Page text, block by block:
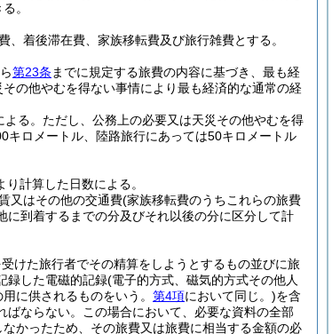
。
着後滞在費、家族移転費及び旅行雑費とする。
第23条 までに規定する旅費の内容に基づき、最も経
の他やむを得ない事情により最も経済的な通常の経
る。 ただし、公務上の必要又は天災その他やむを得
ロメートル、陸路旅行にあっては50キロメートル
り計算した日数による。
又はその他の交通費(家族移転費のうちこれらの旅費
到着するまでの分及びそれ以後の分に区分して計
けた旅行者でその精算をしようとするもの並びに旅
録した電磁的記録(電子的方式、磁気的方式その他人
に供されるものをいう。 第4項において同じ。)を含
ならない。
この場合において、必要な資料の全部
かったため、その旅費又は旅費に相当する金額の必